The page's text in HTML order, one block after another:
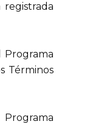
registrada
Programa
Términos